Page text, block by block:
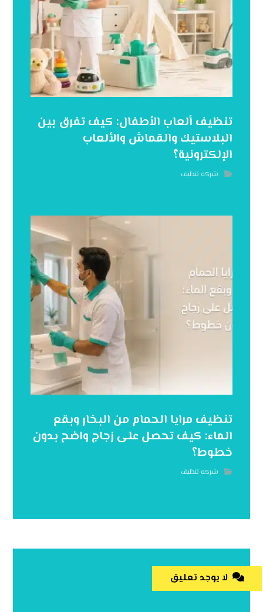
تنظيف ألعاب الأطفال: كيف تفرق بين
البلاستيك والقماش والألعاب
الإلكترونية؟
شركه تنظيف
تنظيف مرايا الحمام من البخار وبقع
الماء: كيف تحصل على زجاج واضح بدون
خطوط؟
شركه تنظيف
لا يوجد تعليق